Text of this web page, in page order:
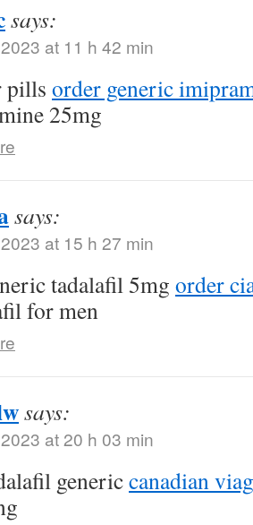
says:
at 11 h 42 min
pills order generic
25mg
says:
at 15 h 27 min
tadalafil 5mg order
for men
says:
at 20 h 03 min
genericcanadian